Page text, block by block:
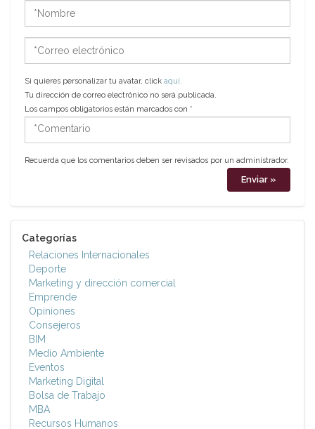
*Nombre
*Correo
electrónico
Si quieres personalizar tu avatar, click aquí.
Tu dirección de correo electrónico no será publicada.
Los campos obligatorios están marcados con *
*Comentario
Recuerda que los comentarios deben ser revisados por un administrador.
Categorías
Relaciones Internacionales
Deporte
Marketing y dirección comercial
Emprende
Opiniones
Consejeros
BIM
Medio Ambiente
Eventos
Marketing Digital
Bolsa de Trabajo
MBA
Recursos Humanos